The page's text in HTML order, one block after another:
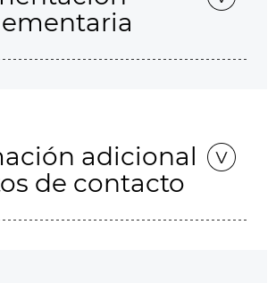
adicional
de contacto